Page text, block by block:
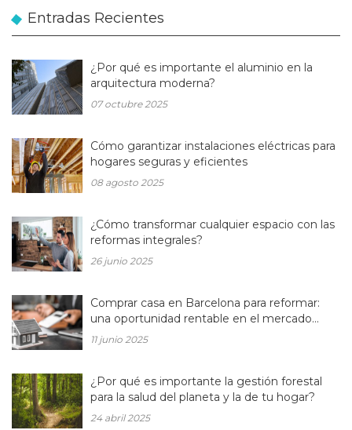
Entradas Recientes
¿Por qué es importante el aluminio en la
arquitectura moderna?
07 octubre 2025
Cómo garantizar instalaciones eléctricas para
hogares seguras y eficientes
08 agosto 2025
¿Cómo transformar cualquier espacio con las
reformas integrales?
26 junio 2025
Comprar casa en Barcelona para reformar:
una oportunidad rentable en el mercado
inmobiliario actual
11 junio 2025
¿Por qué es importante la gestión forestal
para la salud del planeta y la de tu hogar?
24 abril 2025